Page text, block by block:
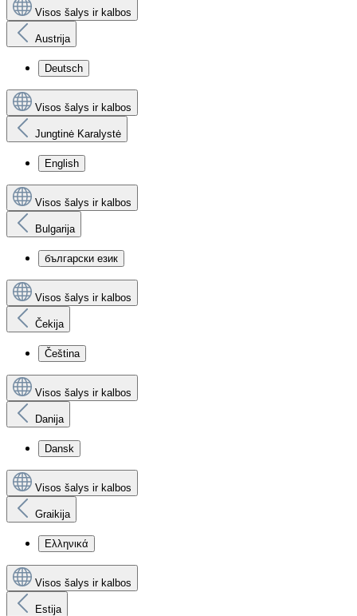
Visos šalys ir kalbos
Austrija
Deutsch
Visos šalys ir kalbos
Jungtinė Karalystė
English
Visos šalys ir kalbos
Bulgarija
български език
Visos šalys ir kalbos
Čekija
Čeština
Visos šalys ir kalbos
Danija
Dansk
Visos šalys ir kalbos
Graikija
Ελληνικά
Visos šalys ir kalbos
Estija